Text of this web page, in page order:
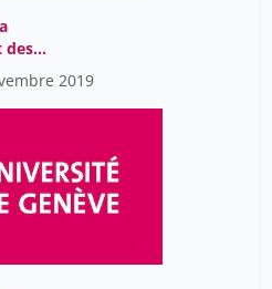
des
2019